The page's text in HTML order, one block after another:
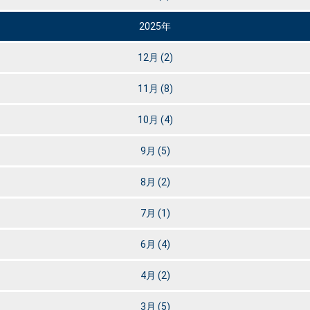
2025年
12月 (2)
11月 (8)
10月 (4)
9月 (5)
8月 (2)
7月 (1)
6月 (4)
4月 (2)
3月 (5)